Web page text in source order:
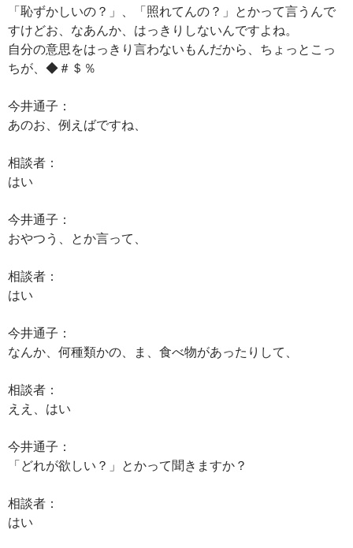
「恥ずかしいの？」、「照れてんの？」とかって言うんで
すけどお、なあんか、はっきりしないんですよね。
自分の意思をはっきり言わないもんだから、ちょっとこっ
ちが、◆＃＄％
今井通子：
あのお、例えばですね、
相談者：
はい
今井通子：
おやつう、とか言って、
相談者：
はい
今井通子：
なんか、何種類かの、ま、食べ物があったりして、
相談者：
ええ、はい
今井通子：
「どれが欲しい？」とかって聞きますか？
相談者：
はい